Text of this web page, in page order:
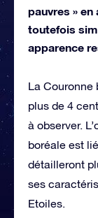
pauvres »
toutefois
apparence
La Couronne
plus de 4
à observer.
boréale est
détailleront
ses
Etoiles.